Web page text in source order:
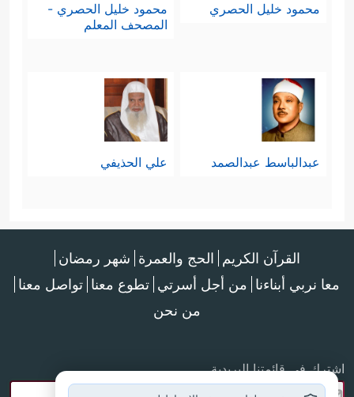
محمود خليل الحصري
محمود خليل الحصري -
المصحف المعلم
عبدالباسط عبدالصمد علي الحذيفي
القرآن الكريم الحج والعمرة شهر رمضان
معا نربي أبناءنا من أجل أسرتي تطوع معنا تواصل معنا
من نحن
اشترك في قائمتنا البريدية